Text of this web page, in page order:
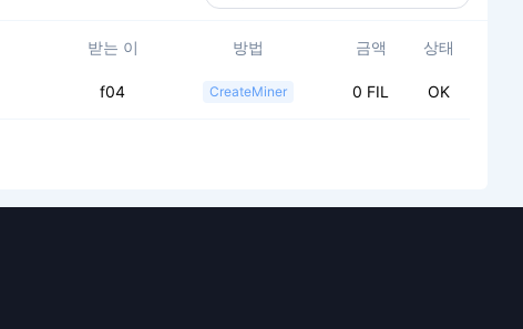
받는 이 방법 금액 상태
f04 CreateMiner 0 FIL OK